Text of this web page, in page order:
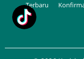
Terbaru